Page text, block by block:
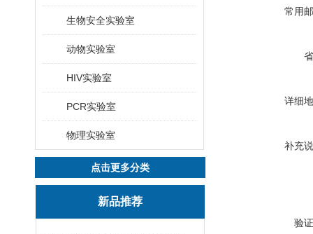
生物安全实验室
动物实验室
HIV实验室
PCR实验室
物理实验室
点击更多分类
新品推荐
常用
详细
补充
验